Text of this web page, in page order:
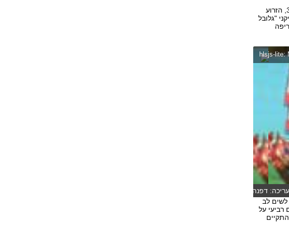
באיראן העדיפו להסתיר את העובדה שהבסיס מאחסן את טילי השיהאב 3, הזרוע
"גלובל
hlsjs-lite:
דפנה
לשים לב
רביעי על
צפויות להתקיים